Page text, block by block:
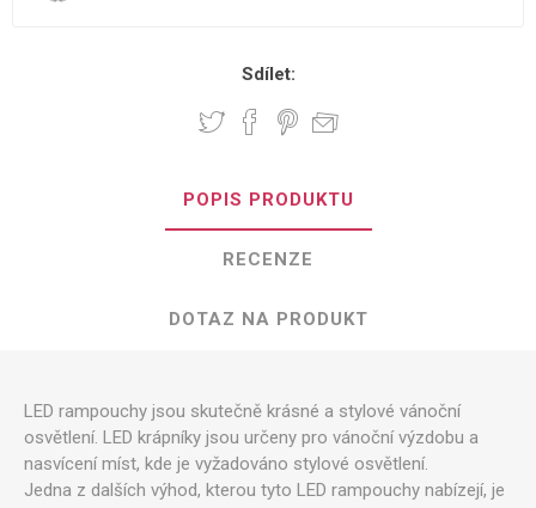
Sdílet:
POPIS PRODUKTU
RECENZE
DOTAZ NA PRODUKT
LED rampouchy jsou skutečně krásné a stylové vánoční
osvětlení. LED krápníky jsou určeny pro vánoční výzdobu a
nasvícení míst, kde je vyžadováno stylové osvětlení.
Jedna z dalších výhod, kterou tyto LED rampouchy nabízejí, je